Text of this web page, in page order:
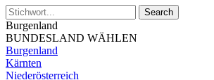
Burgenland
BUNDESLAND WÄHLEN
Burgenland
Kärnten
Niederösterreich